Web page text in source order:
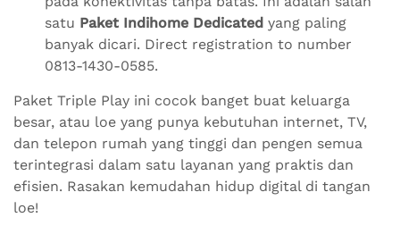
satu Paket Indihome Dedicated yang paling
banyak dicari. Direct registration to number
0813-1430-0585.
Paket Triple Play ini cocok banget buat keluarga
besar, atau loe yang punya kebutuhan internet, TV,
dan telepon rumah yang tinggi dan pengen semua
terintegrasi dalam satu layanan yang praktis dan
efisien. Rasakan kemudahan hidup digital di tangan
loe!